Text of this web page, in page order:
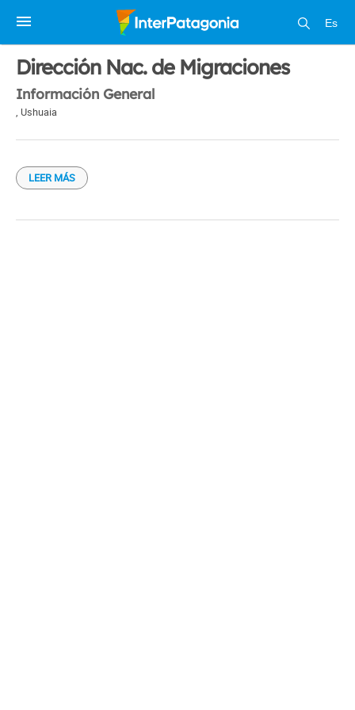
Es
1 / 1
Dirección Nac. de Migraciones
Información General
, Ushuaia
LEER MÁS